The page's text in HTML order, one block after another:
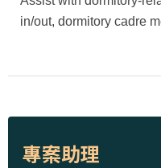
in/out, dormitory cadre
專案助理